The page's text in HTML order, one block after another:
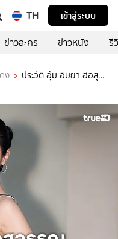
TH
เข้าสู่ระบบ
ข่าวละคร ข่าวหนัง รี
ง
ประวัติ อุ้ม อิษยา ฮอสุ